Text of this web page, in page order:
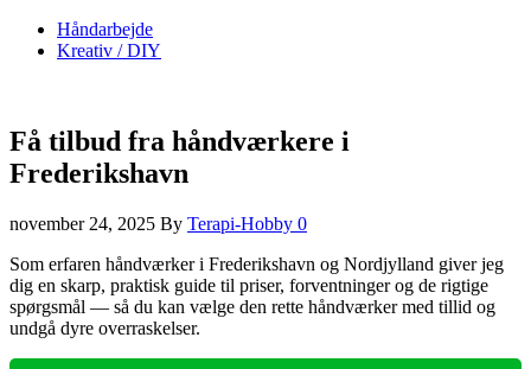
Håndarbejde
Kreativ / DIY
Få tilbud fra håndværkere i
Frederikshavn
november 24, 2025 By Terapi-Hobby 0
Som erfaren håndværker i Frederikshavn og Nordjylland giver jeg
dig en skarp, praktisk guide til priser, forventninger og de rigtige
spørgsmål — så du kan vælge den rette håndværker med tillid og
undgå dyre overraskelser.